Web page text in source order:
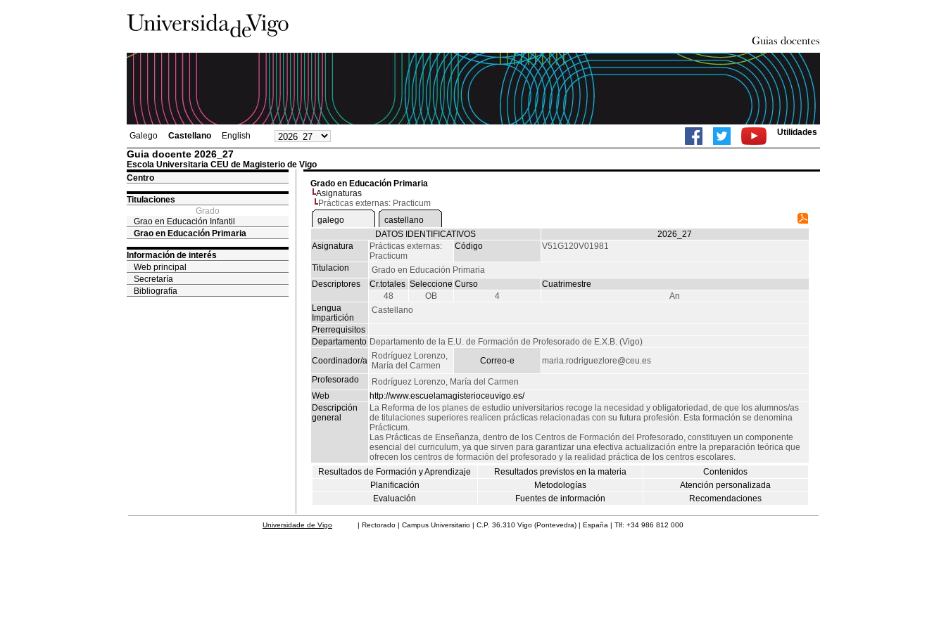
Galego Castellano English Utilidades
Guia docente 2026_27
Escola Universitaria CEU de Magisterio de Vigo
Centro
Titulaciones
Grado
Grao en Educación Infantil
Grao en Educación Primaria
Información de interés
Web principal
Secretaría
Bibliografía
Grado en Educación Primaria
Asignaturas
Prácticas externas: Practicum
galego
castellano
DATOS IDENTIFICATIVOS
2026_27
Asignatura
Prácticas externas:
Practicum
Código V51G120V01981
Titulacion
Grado en Educación Primaria
Descriptores
Cr.totales Seleccione Curso
Cuatrimestre
48
OB 4
An
Lengua
Impartición
Castellano
Prerrequisitos
Departamento Departamento de la E.U. de Formación de Profesorado de E.X.B. (Vigo)
Coordinador/a
Rodríguez Lorenzo,
María del Carmen
Correo-e
maria.rodriguezlore@ceu.es
Profesorado
Rodríguez Lorenzo, María del Carmen
Web
http://www.escuelamagisterioceuvigo.es/
Descripción
general
La Reforma de los planes de estudio universitarios recoge la necesidad y obligatoriedad, de que los alumnos/as
de titulaciones superiores realicen prácticas relacionadas con su futura profesión. Esta formación se denomina
Prácticum.
Las Prácticas de Enseñanza, dentro de los Centros de Formación del Profesorado, constituyen un componente
esencial del curriculum, ya que sirven para garantizar una efectiva actualización entre la preparación teórica que
ofrecen los centros de formación del profesorado y la realidad práctica de los centros escolares.
Resultados de Formación y Aprendizaje
Resultados previstos en la materia
Contenidos
Planificación
Metodologías
Atención personalizada
Evaluación
Fuentes de información Recomendaciones
Universidade de Vigo | Rectorado | Campus Universitario | C.P. 36.310 Vigo (Pontevedra) | España | Tlf: +34 986 812 000